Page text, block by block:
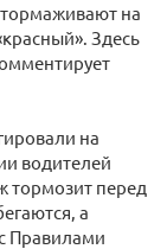
на
Здесь
на
водителей
тормозит перед
а
Правилами